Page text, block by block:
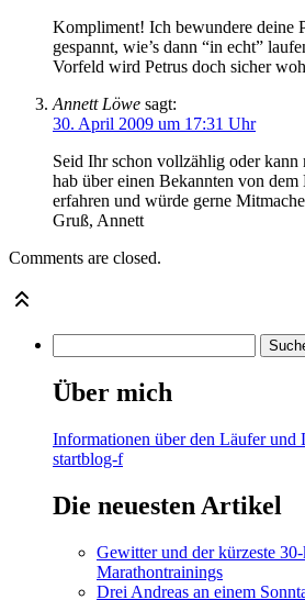
Kompliment! Ich bewundere deine
gespannt, wie’s dann “in echt”
Vorfeld wird Petrus doch sicher
Annett Löwe sagt:
30. April 2009 um 17:31 Uhr
Seid Ihr schon vollzählig oder kann
hab über einen Bekannten von
erfahren und würde gerne
Gruß, Annett
Comments are closed.
Über mich
Informationen über den Läufer und
startblog-f
Die neuesten Artikel
Gewitter und der kürzeste
Marathontrainings
Drei Andreas an einem